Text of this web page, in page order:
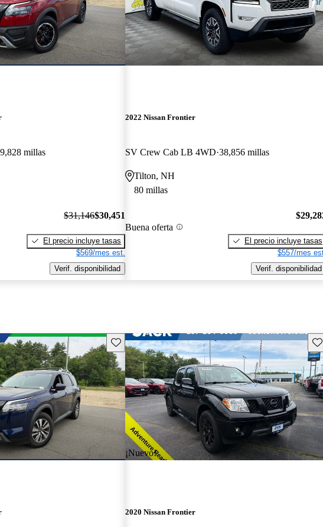
millas
$31,146$30,451
El precio incluye tasas
$569/mes est.
Verif. disponibilidad
2022 Nissan Frontier
SV Crew Cab LB 4WD 38,856 millas
Tilton, NH
80 millas
Buena oferta
El precio incluye tasas
$557/mes
Verif. disponibilidad
Guarda este Aviso
¡Nuevo!
2020 Nissan Frontier